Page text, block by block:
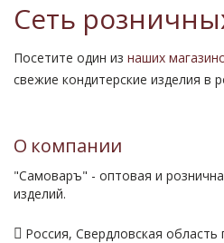
Сеть
Посетите один из наших
свежие кондитерские изделия в
О компании
"Самоваръ" - оптовая и
изделий.
Россия, Свердловская область